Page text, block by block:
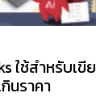
ใช้สำหรับเขี
กินราคา